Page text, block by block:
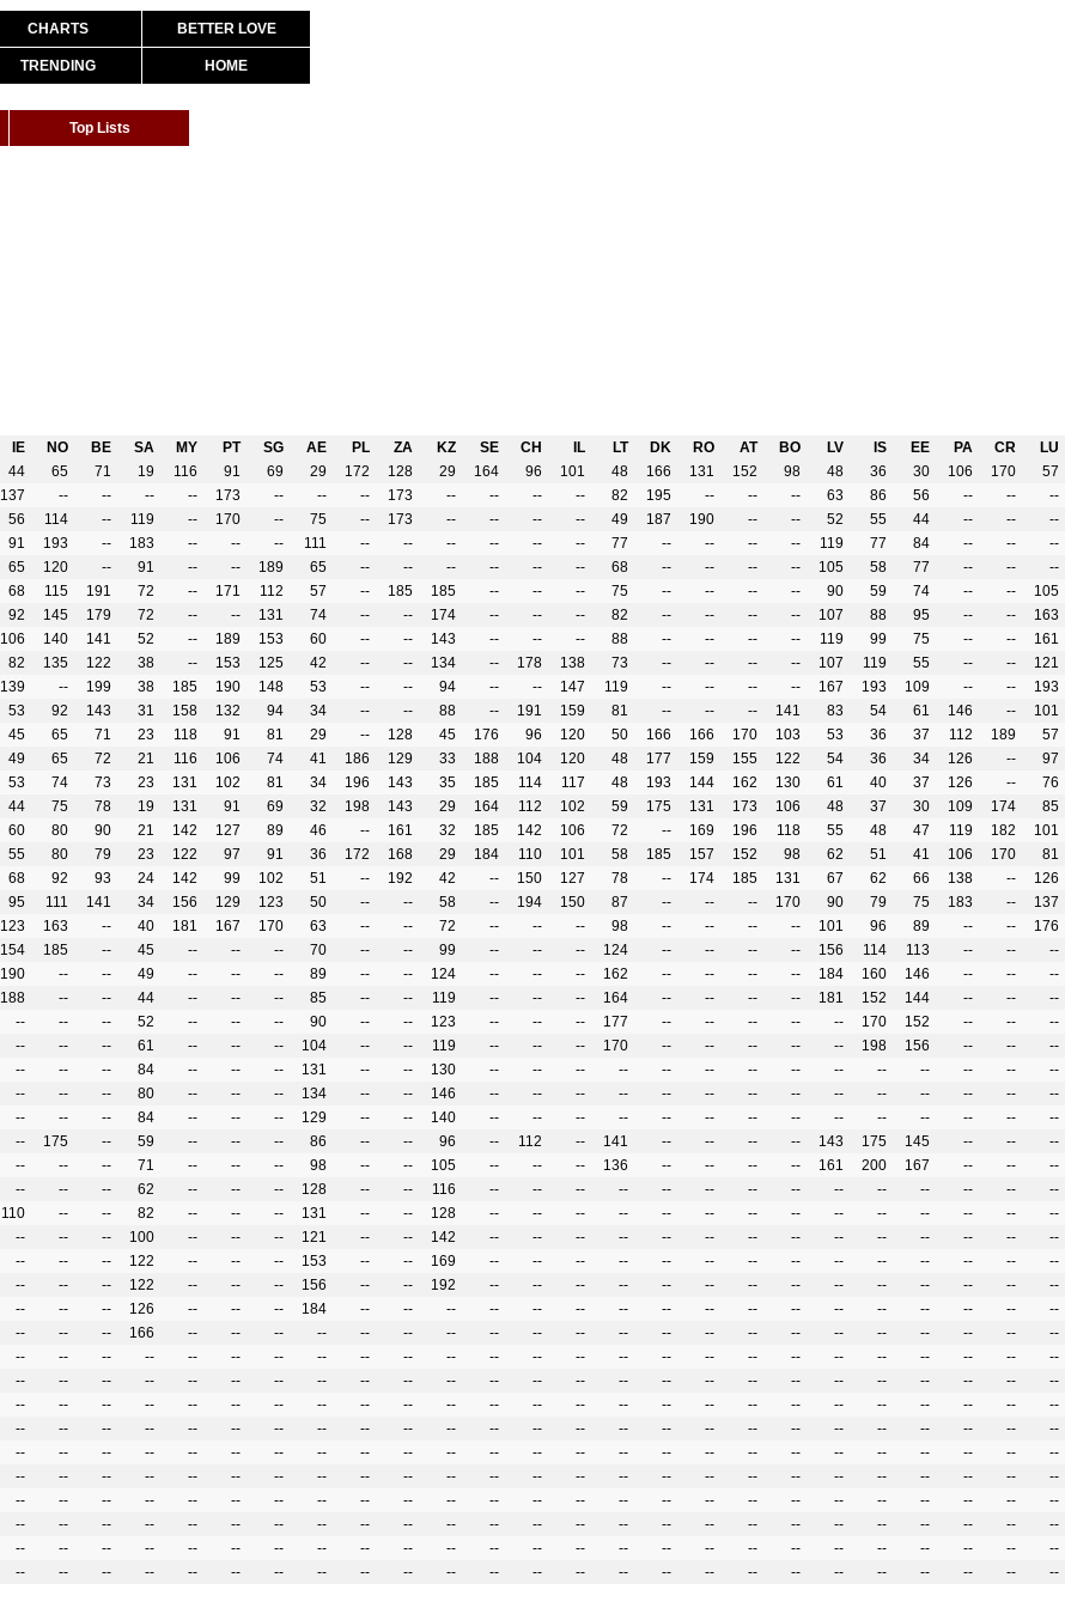
CHARTS BETTER LOVE
TRENDING HOME
Top Lists
IE NO BE SA MY PT SG AE PL ZA KZ SE CH IL LT DK RO AT BO LV IS EE PA CR
LU
44 65 71 19 116 91 69 29 172 128 29 164 96 101 48 166 131 152 98 48 36 30 106 170
57
137 -- -- -- -- 173 -- -- -- 173 -- -- -- -- 82 195 -- -- -- 63 86 56 -- --
--
56 114 -- 119 -- 170 -- 75 -- 173 -- -- -- -- 49 187 190 -- -- 52 55 44 -- --
--
91 193 -- 183 -- -- -- 111 -- -- -- -- -- -- 77 -- -- -- -- 119 77 84 -- --
--
65 120 -- 91 -- -- 189 65 -- -- -- -- -- -- 68 -- -- -- -- 105 58 77 -- --
--
68 115 191 72 -- 171 112 57 -- 185 185 -- -- -- 75 -- -- -- -- 90 59 74 -- --
105
92 145 179 72 -- -- 131 74 -- -- 174 -- -- -- 82 -- -- -- -- 107 88 95 -- --
163
106 140 141 52 -- 189 153 60 -- -- 143 -- -- -- 88 -- -- -- -- 119 99 75 -- --
161
82 135 122 38 -- 153 125 42 -- -- 134 -- 178 138 73 -- -- -- -- 107 119 55 -- --
121
139 -- 199 38 185 190 148 53 -- -- 94 -- -- 147 119 -- -- -- -- 167 193 109 -- --
193
53 92 143 31 158 132 94 34 -- -- 88 -- 191 159 81 -- -- -- 141 83 54 61 146 --
101
45 65 71 23 118 91 81 29 -- 128 45 176 96 120 50 166 166 170 103 53 36 37 112 189
57
49 65 72 21 116 106 74 41 186 129 33 188 104 120 48 177 159 155 122 54 36 34 126 --
97
53 74 73 23 131 102 81 34 196 143 35 185 114 117 48 193 144 162 130 61 40 37 126 --
76
44 75 78 19 131 91 69 32 198 143 29 164 112 102 59 175 131 173 106 48 37 30 109 174
85
60 80 90 21 142 127 89 46 -- 161 32 185 142 106 72 -- 169 196 118 55 48 47 119 182
101
55 80 79 23 122 97 91 36 172 168 29 184 110 101 58 185 157 152 98 62 51 41 106 170
81
68 92 93 24 142 99 102 51 -- 192 42 -- 150 127 78 -- 174 185 131 67 62 66 138 --
126
95 111 141 34 156 129 123 50 -- -- 58 -- 194 150 87 -- -- -- 170 90 79 75 183 --
137
123 163 -- 40 181 167 170 63 -- -- 72 -- -- -- 98 -- -- -- -- 101 96 89 -- --
176
154 185 -- 45 -- -- -- 70 -- -- 99 -- -- -- 124 -- -- -- -- 156 114 113 -- --
--
190 -- -- 49 -- -- -- 89 -- -- 124 -- -- -- 162 -- -- -- -- 184 160 146 -- --
--
188 -- -- 44 -- -- -- 85 -- -- 119 -- -- -- 164 -- -- -- -- 181 152 144 -- --
--
-- -- -- 52 -- -- -- 90 -- -- 123 -- -- -- 177 -- -- -- -- -- 170 152 -- --
--
-- -- -- 61 -- -- -- 104 -- -- 119 -- -- -- 170 -- -- -- -- -- 198 156 -- --
--
-- -- -- 84 -- -- -- 131 -- -- 130 -- -- -- -- -- -- -- -- -- -- -- -- --
--
-- -- -- 80 -- -- -- 134 -- -- 146 -- -- -- -- -- -- -- -- -- -- -- -- --
--
-- -- -- 84 -- -- -- 129 -- -- 140 -- -- -- -- -- -- -- -- -- -- -- -- --
--
-- 175 -- 59 -- -- -- 86 -- -- 96 -- 112 -- 141 -- -- -- -- 143 175 145 -- --
--
-- -- -- 71 -- -- -- 98 -- -- 105 -- -- -- 136 -- -- -- -- 161 200 167 -- --
--
-- -- -- 62 -- -- -- 128 -- -- 116 -- -- -- -- -- -- -- -- -- -- -- -- --
--
110 -- -- 82 -- -- -- 131 -- -- 128 -- -- -- -- -- -- -- -- -- -- -- -- --
--
-- -- -- 100 -- -- -- 121 -- -- 142 -- -- -- -- -- -- -- -- -- -- -- -- --
--
-- -- -- 122 -- -- -- 153 -- -- 169 -- -- -- -- -- -- -- -- -- -- -- -- --
--
-- -- -- 122 -- -- -- 156 -- -- 192 -- -- -- -- -- -- -- -- -- -- -- -- --
--
-- -- -- 126 -- -- -- 184 -- -- -- -- -- -- -- -- -- -- -- -- -- -- -- --
--
-- -- -- 166 -- -- -- -- -- -- -- -- -- -- -- -- -- -- -- -- -- -- -- --
--
-- -- -- -- -- -- -- -- -- -- -- -- -- -- -- -- -- -- -- -- -- -- -- --
--
-- -- -- -- -- -- -- -- -- -- -- -- -- -- -- -- -- -- -- -- -- -- -- --
--
-- -- -- -- -- -- -- -- -- -- -- -- -- -- -- -- -- -- -- -- -- -- -- --
--
-- -- -- -- -- -- -- -- -- -- -- -- -- -- -- -- -- -- -- -- -- -- -- --
--
-- -- -- -- -- -- -- -- -- -- -- -- -- -- -- -- -- -- -- -- -- -- -- --
--
-- -- -- -- -- -- -- -- -- -- -- -- -- -- -- -- -- -- -- -- -- -- -- --
--
-- -- -- -- -- -- -- -- -- -- -- -- -- -- -- -- -- -- -- -- -- -- -- --
--
-- -- -- -- -- -- -- -- -- -- -- -- -- -- -- -- -- -- -- -- -- -- -- --
--
-- -- -- -- -- -- -- -- -- -- -- -- -- -- -- -- -- -- -- -- -- -- -- --
--
-- -- -- -- -- -- -- -- -- -- -- -- -- -- -- -- -- -- -- -- -- -- -- -- --